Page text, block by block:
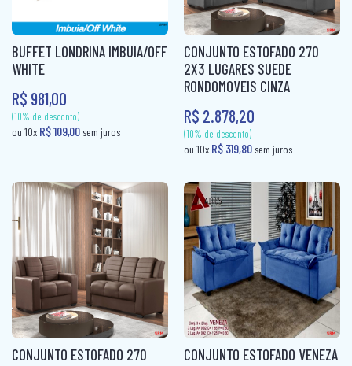
(10% de desconto)
ou 10xR$ 29,80sem juros
(10% de desconto)
ou 10xR$ 29,80sem
BUFFET LONDRINA IMBUIA/OFF
WHITE
R$ 981,00
CONJUNTO ESTOFADO 270
2X3 LUGARES SUEDE
RONDOMOVEIS CINZA
R$ 2.878,20
CONJUNTO ESTOFADO 270
CONJUNTO ESTOFADO VENEZA